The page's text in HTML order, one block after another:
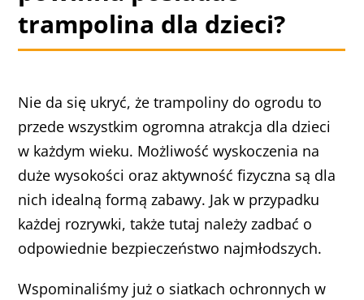
trampolina dla dzieci?
Nie da się ukryć, że trampoliny do ogrodu to
przede wszystkim ogromna atrakcja dla dzieci
w każdym wieku. Możliwość wyskoczenia na
duże wysokości oraz aktywność fizyczna są dla
nich idealną formą zabawy. Jak w przypadku
każdej rozrywki, także tutaj należy zadbać o
odpowiednie bezpieczeństwo najmłodszych.
Wspominaliśmy już o siatkach ochronnych w